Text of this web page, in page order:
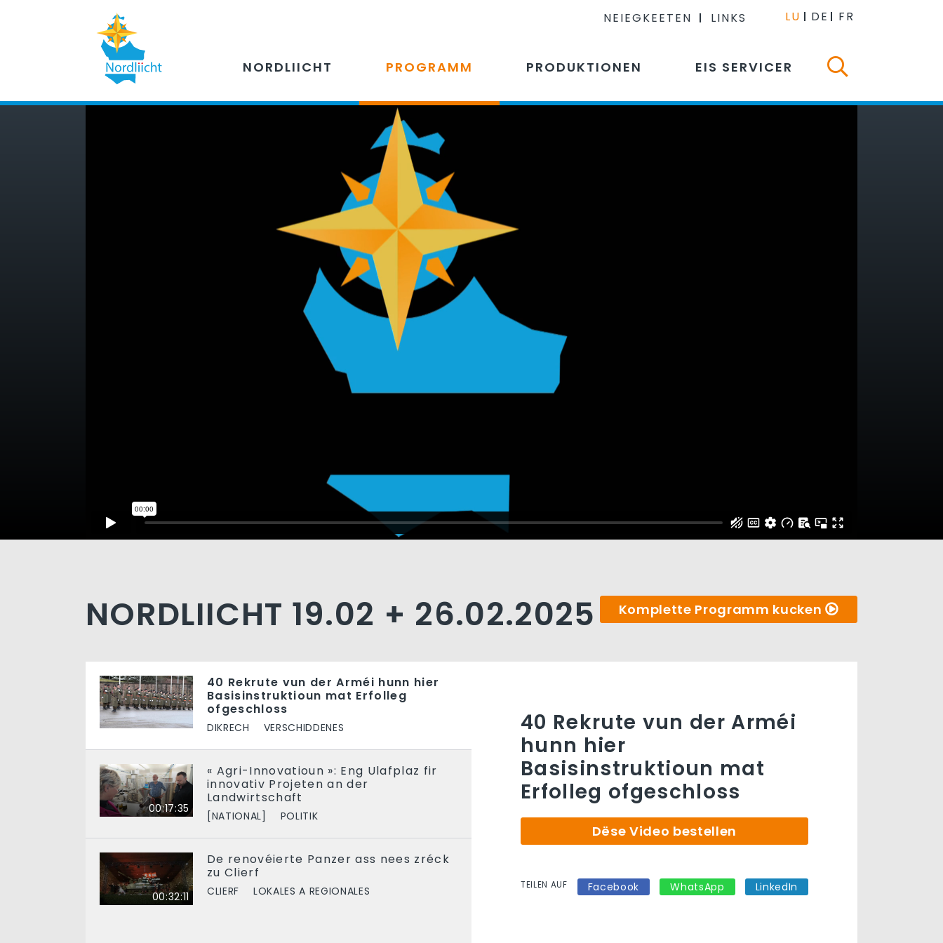
NEIEGKEETEN LINKS LU DE FR
NORDLIICHT PROGRAMM PRODUKTIONEN EIS SERVICER
NORDLIICHT 19.02 + 26.02.2025 Komplette Programm kucken
40 Rekrute vun der Arméi hunn hier
Basisinstruktioun mat Erfolleg
ofgeschloss
DIKRECH VERSCHIDDENES
00:17:35
« Agri-Innovatioun »: Eng Ulafplaz fir
innovativ Projeten an der
Landwirtschaft
[NATIONAL] POLITIK
00:32:11
De renovéierte Panzer ass nees zréck
zu Clierf
CLIERF LOKALES A REGIONALES
40 Rekrute vun der Arméi
hunn hier
Basisinstruktioun mat
Erfolleg ofgeschloss
Dëse Video bestellen
TEILEN AUF Facebook WhatsApp LinkedIn